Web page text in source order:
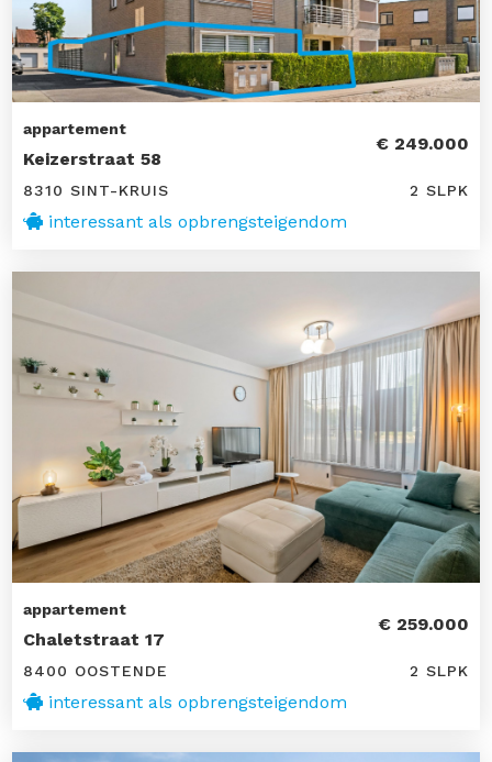
appartement
Keizerstraat 58
€ 249.000
8310 SINT-KRUIS 2 SLPK
interessant als opbrengsteigendom
appartement
Chaletstraat 17
€ 259.000
8400 OOSTENDE 2 SLPK
interessant als opbrengsteigendom